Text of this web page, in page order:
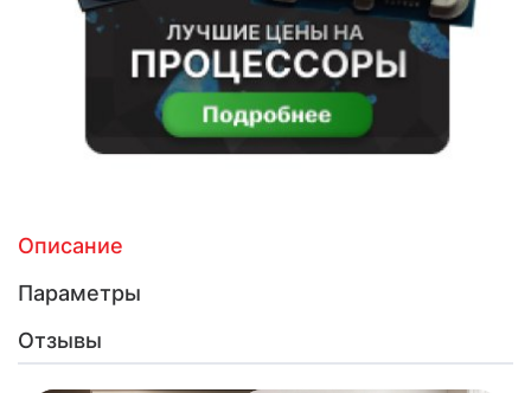
Описание
Параметры
Отзывы